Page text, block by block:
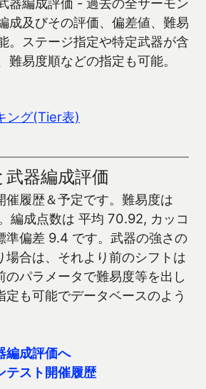
成及びその評価、偏差値、難易
。ステージ指定や特定武器が含
難易度順などの指定も可能。
ング(Tier表)
武器編成評価
催履歴＆予定です。難易度は
編成点数は 平均 70.92, カッコ
準偏差 9.4 です。武器の強さの
場合は、それより前のシフトは
のパラメータで難易度等を出し
定も可能でデータベースのよう
編成評価へ
テスト開催履歴